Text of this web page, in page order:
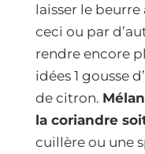
laisser le
ceci ou par
rendre encore
idées 1 gousse
de citron.
la coriandre
cuillère ou une